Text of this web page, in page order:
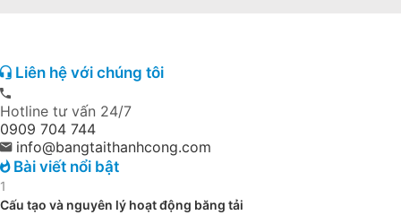
Liên hệ với chúng tôi
Hotline tư vấn 24/7
0909 704 744
info@bangtaithanhcong.com
Bài viết nổi bật
1
Cấu tạo và nguyên lý hoạt động băng tải